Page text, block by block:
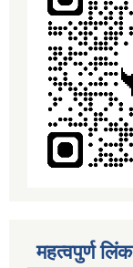
महत्वपुर्ण लिंक